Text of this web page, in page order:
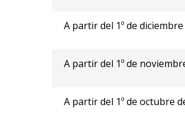
A partir del 1º de diciembre
A partir del 1º de
A partir del 1º de octubre